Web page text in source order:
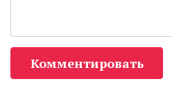
Комментировать